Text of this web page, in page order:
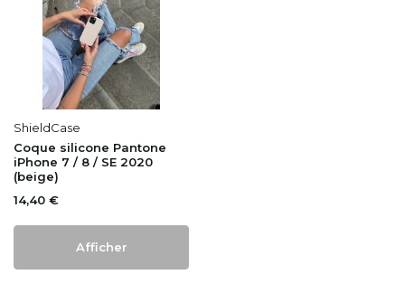
ShieldCase
Coque silicone Pantone
iPhone 7 / 8 / SE 2020
(beige)
14,40 €
Afficher